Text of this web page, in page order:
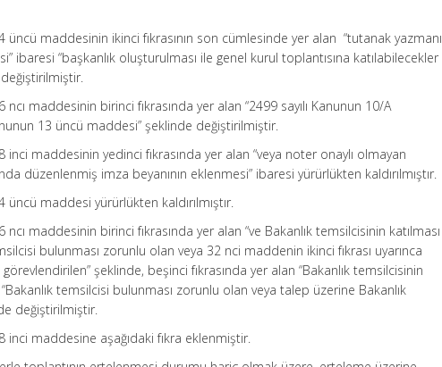
üncü maddesinin ikinci fıkrasının son cümlesinde yer alan “tutanak yazmanı
ibaresi “başkanlık oluşturulması ile genel kurul toplantısına katılabilecekler
değiştirilmiştir.
ncı maddesinin birinci fıkrasında yer alan “2499 sayılı Kanunun 10/A
13 üncü maddesi” şeklinde değiştirilmiştir.
inci maddesinin yedinci fıkrasında yer alan “veya noter onaylı olmayan
düzenlenmiş imza beyanının eklenmesi” ibaresi yürürlükten kaldırılmıştır.
üncü maddesi yürürlükten kaldırılmıştır.
ncı maddesinin birinci fıkrasında yer alan “ve Bakanlık temsilcisinin katılması
bulunması zorunlu olan veya 32 nci maddenin ikinci fıkrası uyarınca
şeklinde, beşinci fıkrasında yer alan “Bakanlık temsilcisinin
temsilcisi bulunması zorunlu olan veya talep üzerine Bakanlık
değiştirilmiştir.
inci maddesine aşağıdaki fıkra eklenmiştir.